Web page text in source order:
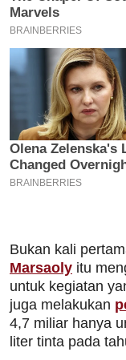
Bukan kali
Marsaoly itu
untuk kegiatan
juga melakukan
4,7 miliar hanya
liter tinta pada